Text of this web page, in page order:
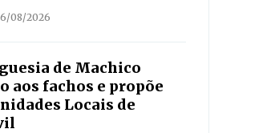
08/2026
de Machico
aos fachos e propõe
Locais de